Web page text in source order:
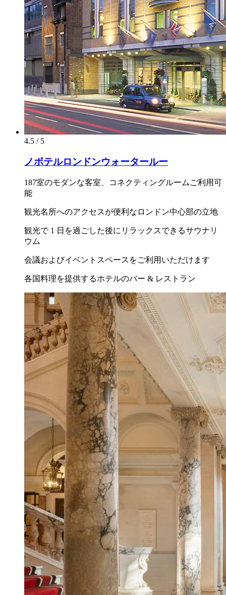
4.5 / 5
ノボテルロンドンウォータールー
187室のモダンな客室、コネクティングルームご利用可
能
観光名所へのアクセスが便利なロンドン中心部の立地
観光で 1 日を過ごした後にリラックスできるサウナリ
ウム
会議およびイベントスペースをご利用いただけます
各国料理を提供するホテルのバー & レストラン